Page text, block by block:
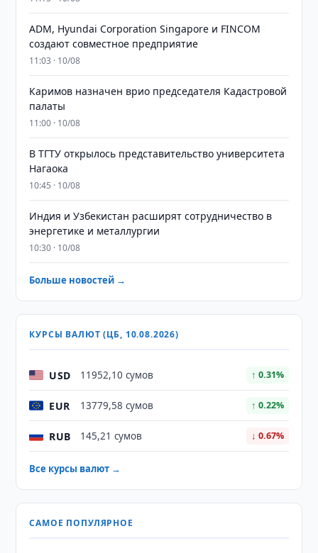
ADM, Hyundai Corporation Singapore и FINCOM
создают совместное предприятие
11:03 · 10/08
Каримов назначен врио председателя Кадастровой
палаты
11:00 · 10/08
В ТГТУ открылось представительство университета
Нагаока
10:45 · 10/08
Индия и Узбекистан расширят сотрудничество в
энергетике и металлургии
10:30 · 10/08
Больше новостей →
КУРСЫ ВАЛЮТ (ЦБ, 10.08.2026)
USD 11952,10 сумов ↑ 0.31%
EUR 13779,58 сумов ↑ 0.22%
RUB 145,21 сумов ↓ 0.67%
Все курсы валют →
САМОЕ ПОПУЛЯРНОЕ